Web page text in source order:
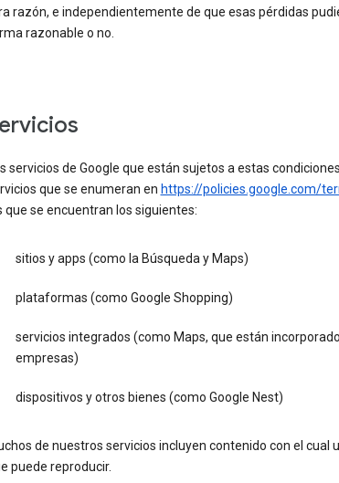
razón, e independientemente de que esas pérdidas
razonable o no.
servicios
servicios de Google que están sujetos a estas
que se enumeran en https://policies.google.com/
que se encuentran los siguientes:
sitios y apps (como la Búsqueda y Maps)
plataformas (como Google Shopping)
servicios integrados (como Maps, que están
empresas)
dispositivos y otros bienes (como Google Nest)
de nuestros servicios incluyen contenido con el cual
puede reproducir.